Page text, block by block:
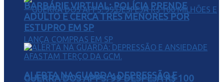
GUERRA DOS APPS: 99 DESPEJA R$ 100
BARBÁRIE VIRTUAL: POLÍCIA PRENDE
ADULTO E CERCA TRÊS MENORES POR
ESTUPRO EM SP
ALERTA NA GUARDA: DEPRESSÃO E